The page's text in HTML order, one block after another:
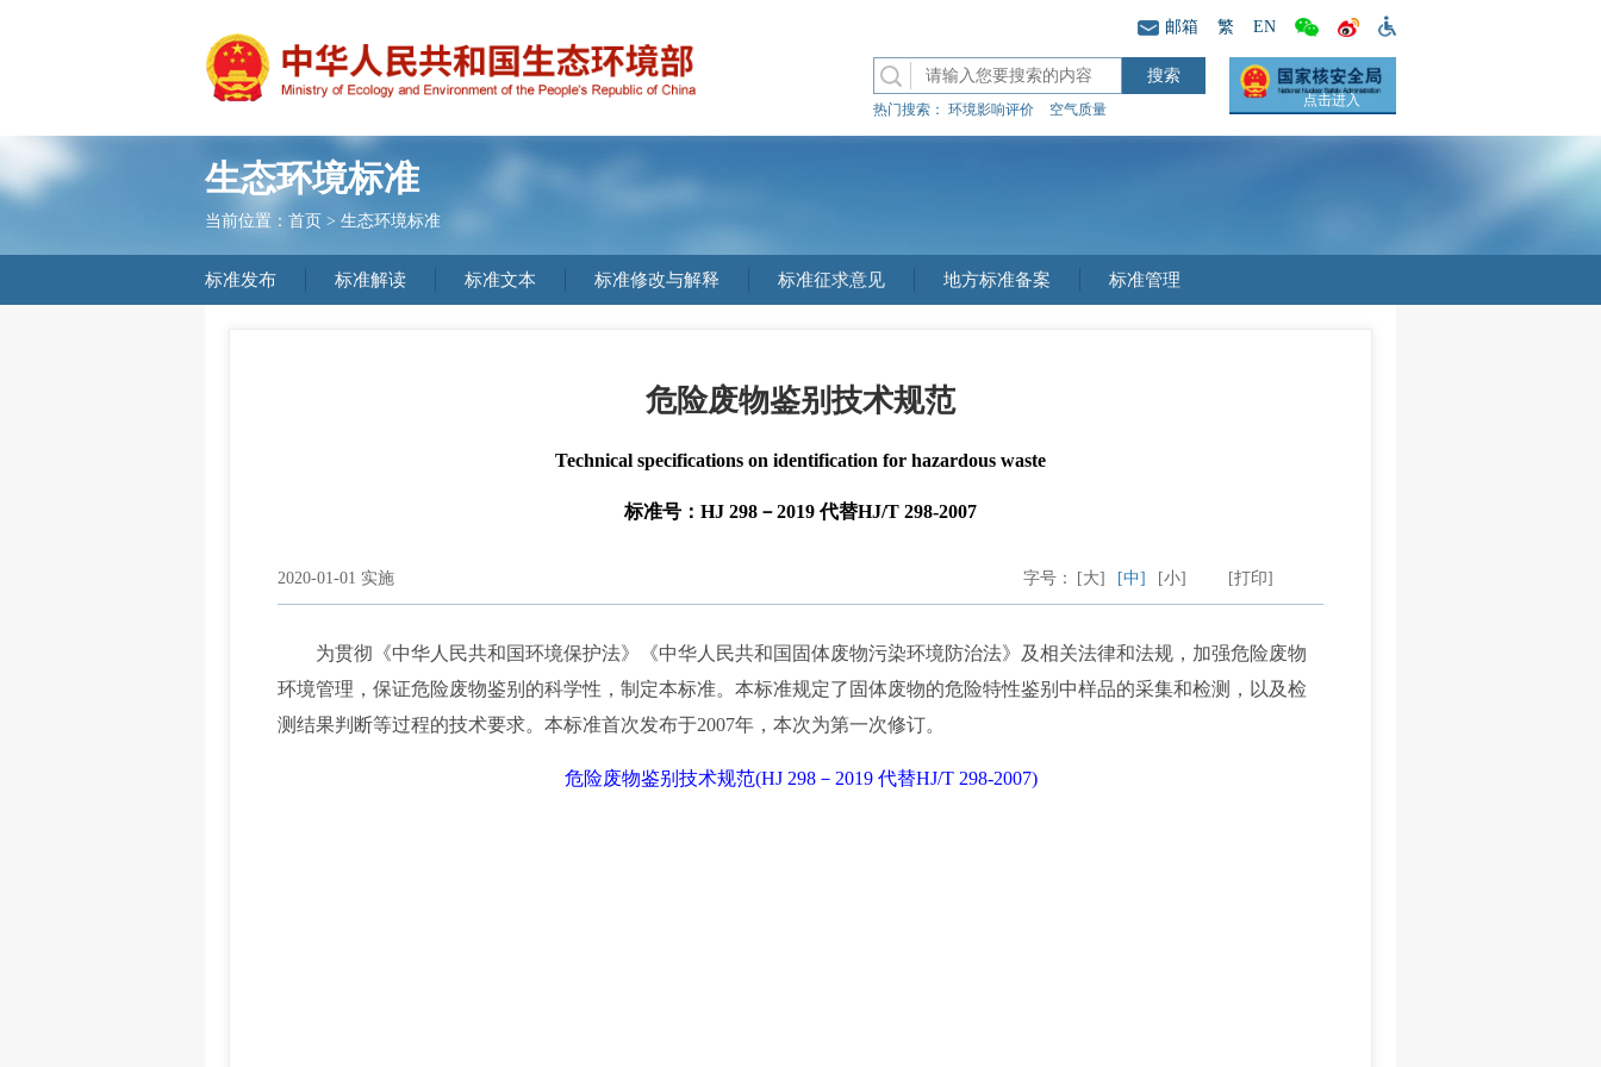
邮箱 繁 EN
热门搜索： 环境影响评价 空气质量
点击进入
生态环境标准
当前位置： 首页 > 生态环境标准
标准发布 标准解读 标准文本 标准修改与解释 标准征求意见 地方标准备案 标准管理
危险废物鉴别技术规范
Technical specifications on identification for hazardous waste
标准号：HJ 298－2019 代替HJ/T 298-2007
2020-01-01 实施 [打印]
字号： [大] [中] [小]
为贯彻《中华人民共和国环境保护法》《中华人民共和国固体废物污染环境防治法》及相关法律和法规，加强危险废物
环境管理，保证危险废物鉴别的科学性，制定本标准。本标准规定了固体废物的危险特性鉴别中样品的采集和检测，以及检
测结果判断等过程的技术要求。本标准首次发布于2007年，本次为第一次修订。
危险废物鉴别技术规范(HJ 298－2019 代替HJ/T 298-2007)